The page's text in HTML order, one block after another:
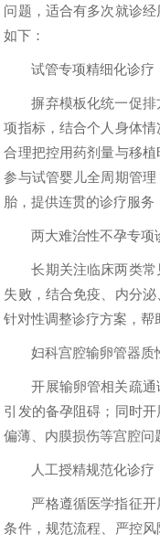
问题，适合有多次就诊
如下：
试管专项精细化诊疗
摒弃模板化统一促
项指标，结合个人身体
合理把控用药剂量与移
参与试管婴儿全周期管
胎，提供连贯的诊疗服务
两大难治性不孕专项
长期关注临床两类
失败，结合免疫、内分
针对性调整诊疗方案，帮
妇科宫腔输卵管器质
开展输卵管相关疏
引发的备孕阻碍；同时
偏薄、内膜损伤等宫腔问
人工授精规范化诊疗
严格遵循医学指征
条件，规范流程、严控